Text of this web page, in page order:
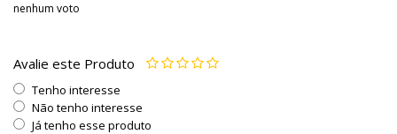
nenhum voto
Avalie este Produto
Tenho interesse
Não tenho interesse
Já tenho esse produto